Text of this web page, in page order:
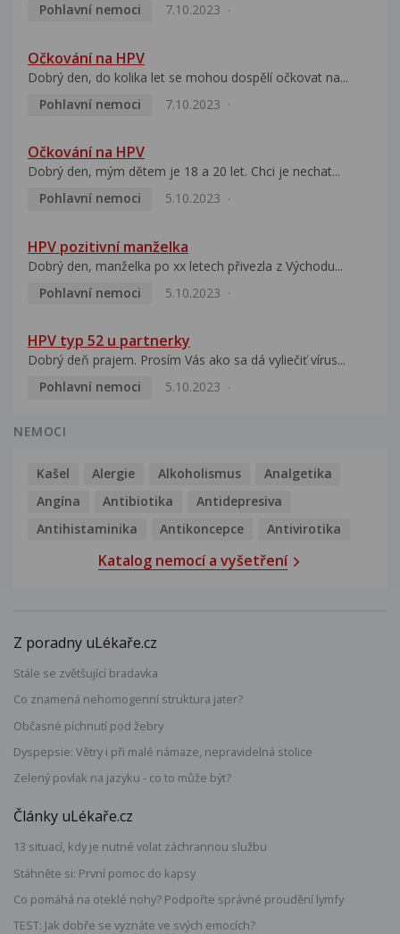
Pohlavní nemoci
7.10.2023
Očkování na HPV
Dobrý den, do kolika let se mohou dospělí očkovat na...
Pohlavní nemoci
7.10.2023
Očkování na HPV
Dobrý den, mým dětem je 18 a 20 let. Chci je nechat...
Pohlavní nemoci
5.10.2023
HPV pozitivní manželka
Dobrý den, manželka po xx letech přivezla z Východu...
Pohlavní nemoci
5.10.2023
HPV typ 52 u partnerky
Dobrý deň prajem. Prosím Vás ako sa dá vyliečiť vírus...
Pohlavní nemoci
5.10.2023
NEMOCI
Kašel Alergie Alkoholismus
Analgetika
Angína
Antibiotika
Antidepresiva
Antihistaminika
Antikoncepce Antivirotika
Katalog nemocí a vyšetření
Z poradny uLékaře.cz
Stále se zvětšující bradavka
Co znamená nehomogenní struktura jater?
Občasné píchnutí pod žebry
Dyspepsie: Větry i při malé námaze, nepravidelná stolice
Zelený povlak na jazyku - co to může být?
Články uLékaře.cz
13 situací, kdy je nutné volat záchrannou službu
Stáhněte si: První pomoc do kapsy
Co pomáhá na oteklé nohy? Podpořte správné proudění lymfy
TEST: Jak dobře se vyznáte ve svých emocích?